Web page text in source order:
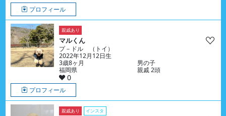
プロフィール
親戚あり
マルくん
プ－ドル （トイ）
2022年12月12日生
3歳8ヶ月
男の子
福岡県
親戚 2頭
0
プロフィール
親戚あり インスタ